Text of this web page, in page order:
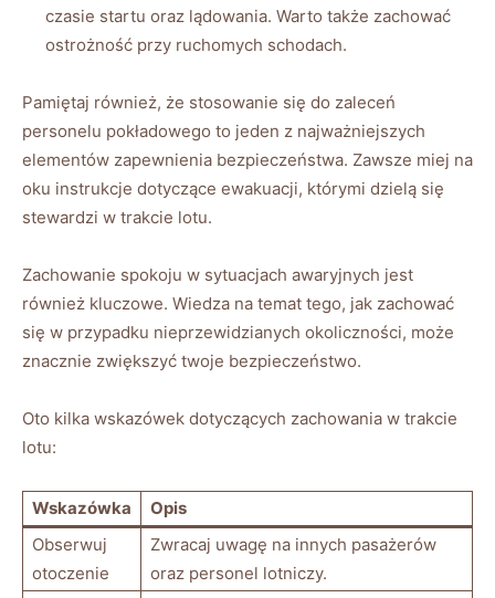
czasie startu oraz lądowania. Warto także zachować
ostrożność przy ruchomych schodach.
Pamiętaj również, że stosowanie się do zaleceń
personelu pokładowego to jeden z najważniejszych
elementów zapewnienia bezpieczeństwa. Zawsze miej na
oku instrukcje dotyczące ewakuacji, którymi dzielą się
stewardzi w trakcie lotu.
Zachowanie spokoju w sytuacjach awaryjnych jest
również kluczowe. Wiedza na temat tego, jak zachować
się w przypadku nieprzewidzianych okoliczności, może
znacznie zwiększyć twoje bezpieczeństwo.
Oto kilka wskazówek dotyczących zachowania w trakcie
lotu:
Wskazówka
Opis
Obserwuj
otoczenie
Zwracaj uwagę na innych pasażerów
oraz personel lotniczy.